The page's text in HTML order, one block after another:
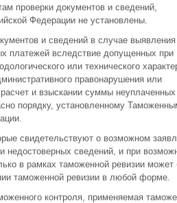
проверки документов и сведений,
Федерации не установлены.
и сведений в случае выявления
платежей вследствие допущенных при
или технического
правонарушения или
и взыскании суммы неуплаченных
порядку, установленному
свидетельствуют о возможном
сведений, и при
в рамках таможенной ревизии может
таможенной ревизии в любой форме.
контроля, применяемая